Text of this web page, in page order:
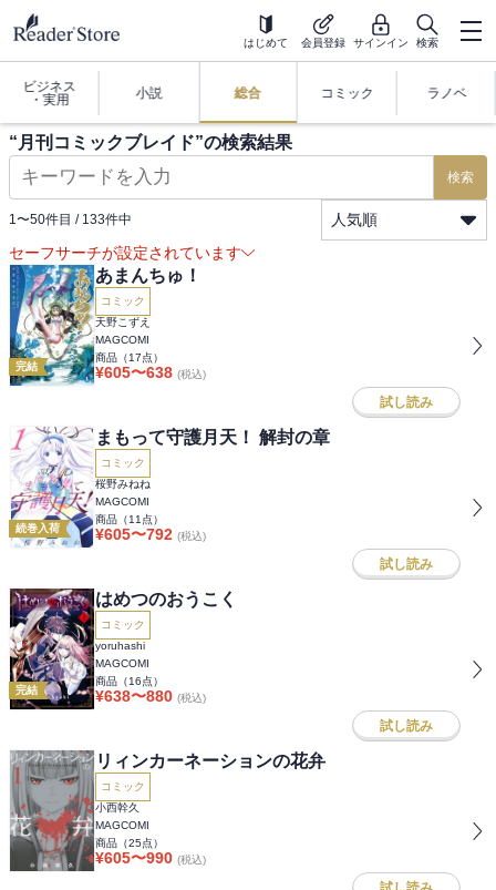
はじめて 会員登録 サインイン 検索
ビジネス
・実用
小説 総合 コミック ラノベ
“ 月刊コミックブレイド”の検索結果
検索
1〜50件目 / 133件中
人気順
セーフサーチが設定されています
完結
あまんちゅ！
コミック
天野こずえ
MAGCOMI
商品（17点）
¥605〜638 (税込)
試し読み
続巻入荷
まもって守護月天！ 解封の章
コミック
桜野みねね
MAGCOMI
商品（11 点）
¥605〜792 (税込)
試し読み
完結
はめつのおうこく
コミック
yoruhashi
MAGCOMI
商品（16点）
¥638〜880 (税込)
試し読み
リィンカーネーションの花弁
コミック
小西幹久
MAGCOMI
商品（25点）
¥605〜990 (税込)